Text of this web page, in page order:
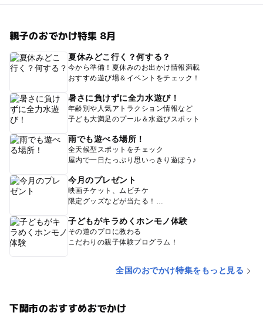
親子のおでかけ特集 8月
夏休みどこ行く？何する？
今から準備！夏休みのお出かけ情報満載
おすすめ遊び場＆イベントをチェック！
暑さに負けずに全力水遊び！
年齢別や人気アトラクション情報など
子ども大満足のプール＆水遊びスポット
雨でも遊べる場所！
全天候型スポットをチェック
屋内で一日たっぷり思いっきり遊ぼう♪
今月のプレゼント
映画チケット、ムビチケ
限定グッズなどが当たる！
子どもがキラめくホンモノ体験
その道のプロに教わる
こだわりの親子体験プログラム！
全国のおでかけ特集をもっと見る
下関市のおすすめおでかけ